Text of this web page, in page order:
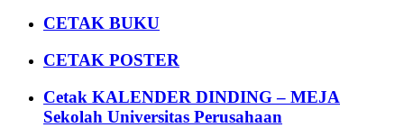
CETAK BUKU
CETAK POSTER
Cetak KALENDER DINDING – MEJA
Sekolah Universitas Perusahaan